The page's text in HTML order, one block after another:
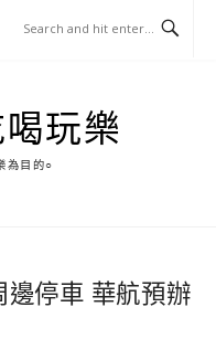
玩樂
為目的○
邊停車 華航預辦